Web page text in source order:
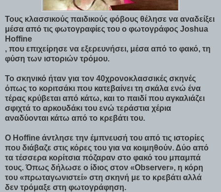
Τους κλασσικούς παιδικούς φόβους θέλησε να αναδείξει
μέσα από τις φωτογραφίες του ο φωτογράφος Joshua
Hoffine
, που επιχείρησε να εξερευνήσει, μέσα από το φακό, τη
φύση των ιστοριών τρόμου.
Το σκηνικό ήταν για τον 40χρονοκλασσικές σκηνές
όπως το κοριτσάκι που κατεβαίνει τη σκάλα ενώ ένα
τέρας κρύβεται από κάτω, και το παιδί που αγκαλιάζει
σφιχτά το αρκουδάκι του ενώ τεράστια χέρια
αναδύονται κάτω από το κρεβάτι του.
Ο Hoffine άντλησε την έμπνευσή του από τις ιστορίες
που διάβαζε στις κόρες του για να κοιμηθούν. Δύο από
τα τέσσερα κορίτσια πόζαραν στο φακό του μπαμπά
τους. Όπως δήλωσε ο ίδιος στον «Observer», η κόρη
του «πρωταγωνιστεί» στη σκηνή με το κρεβάτι αλλά
δεν τρόμαξε στη φωτογράφηση.